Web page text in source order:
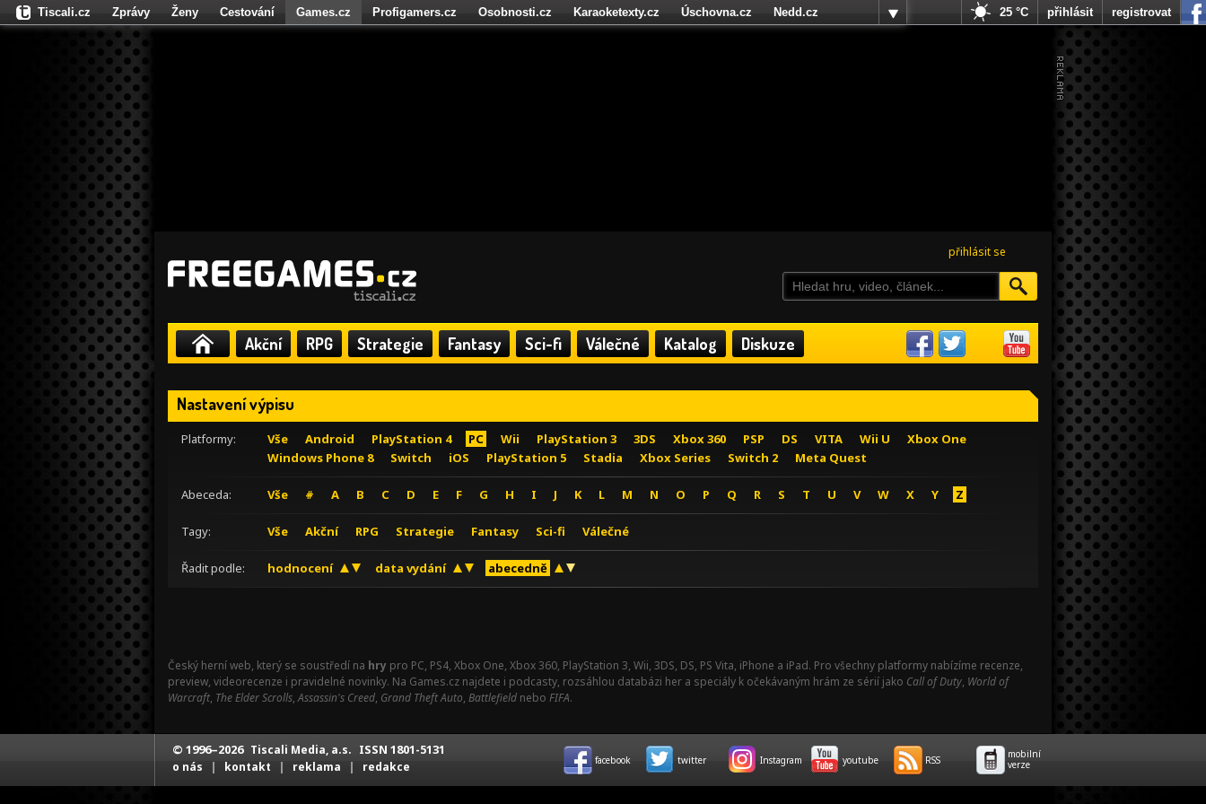
přihlásit se
Akční RPG Strategie Fantasy Sci-fi Válečné Katalog Diskuze
Nastavení výpisu
Platformy: Vše Android PlayStation 4 PC Wii PlayStation 3 3DS Xbox 360 PSP DS VITA Wii U
Xbox One
Windows Phone 8
Switch iOS PlayStation 5 Stadia Xbox Series Switch 2 Meta Quest
Abeceda: Vše # A B C D E F G H I J K L M N O P Q R S T U V W X Y Z
Tagy: Vše Akční RPG Strategie Fantasy Sci-fi Válečné
Řadit podle: hodnocení data vydání abecedně
Český herní web, který se soustředí na hry pro PC, PS4, Xbox One, Xbox 360, PlayStation 3, Wii, 3DS, DS, PS Vita, iPhone a iPad. Pro všechny platformy nabízíme recenze,
preview, videorecenze i pravidelné novinky. Na Games.cz najdete i podcasty, rozsáhlou databázi her a speciály k očekávaným hrám ze sérií jako Call of Duty, World of
Warcraft, The Elder Scrolls,Assassin's Creed, Grand Theft Auto, Battlefield nebo FIFA.
Tiscali.cz Zprávy Ženy Cestování Games.cz Profigamers.cz Osobnosti.cz Karaoketexty.cz Úschovna.cz
Nedd.cz
Fights.cz
25 °C přihlásit registrovat
© 1996–2026 Tiscali Media, a.s. ISSN 1801-5131
o nás | kontakt | reklama | redakce facebook twitter Instagram youtube RSS
mobilní
verze